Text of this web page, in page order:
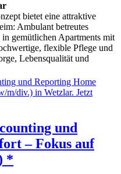
bietet eine attraktive
Ambulant betreutes
gemütlichen Apartments mit
flexible Pflege und
Lebensqualität und
und
– Fokus auf
*